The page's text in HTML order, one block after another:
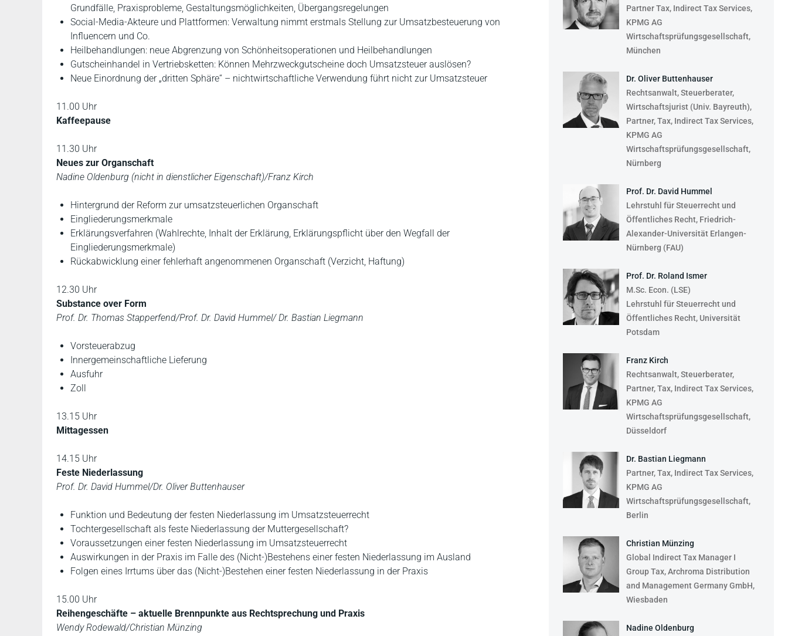
Grundfälle, Praxisprobleme, Gestaltungsmöglichkeiten, Übergangsregelungen
Social-Media-Akteure und Plattformen: Verwaltung nimmt erstmals Stellung zur Umsatzbesteuerung von
Influencern und Co.
Heilbehandlungen: neue Abgrenzung von Schönheitsoperationen und Heilbehandlungen
Gutscheinhandel in Vertriebsketten: Können Mehrzweckgutscheine doch Umsatzsteuer auslösen?
Neue Einordnung der „dritten Sphäre“ – nichtwirtschaftliche Verwendung führt nicht zur Umsatzsteuer
11.00 Uhr
Kaffeepause
11.30 Uhr
Neues zur Organschaft
Nadine Oldenburg (nicht in dienstlicher Eigenschaft)/Franz Kirch
Hintergrund der Reform zur umsatzsteuerlichen Organschaft
Eingliederungsmerkmale
Erklärungsverfahren (Wahlrechte, Inhalt der Erklärung, Erklärungspflicht über den Wegfall der
Eingliederungsmerkmale)
Rückabwicklung einer fehlerhaft angenommenen Organschaft (Verzicht, Haftung)
12.30 Uhr
Substance over Form
Prof. Dr. Thomas Stapperfend/Prof. Dr. David Hummel/ Dr. Bastian Liegmann
Vorsteuerabzug
Innergemeinschaftliche Lieferung
Ausfuhr
Zoll
13.15 Uhr
Mittagessen
14.15 Uhr
Feste Niederlassung
Prof. Dr. David Hummel/Dr. Oliver Buttenhauser
Funktion und Bedeutung der festen Niederlassung im Umsatzsteuerrecht
Tochtergesellschaft als feste Niederlassung der Muttergesellschaft?
Voraussetzungen einer festen Niederlassung im Umsatzsteuerrecht
Auswirkungen in der Praxis im Falle des (Nicht-)Bestehens einer festen Niederlassung im Ausland
Folgen eines Irrtums über das (Nicht-)Bestehen einer festen Niederlassung in der Praxis
15.00 Uhr
Reihengeschäfte – aktuelle Brennpunkte aus Rechtsprechung und Praxis
Wendy Rodewald/Christian Münzing
Partner Tax, Indirect Tax Services,
KPMG AG
Wirtschaftsprüfungsgesellschaft,
München
Dr. Oliver Buttenhauser
Rechtsanwalt, Steuerberater,
Wirtschaftsjurist (Univ. Bayreuth),
Partner, Tax, Indirect Tax Services,
KPMG AG
Wirtschaftsprüfungsgesellschaft,
Nürnberg
Prof. Dr. David Hummel
Lehrstuhl für Steuerrecht und
Öffentliches Recht, Friedrich-
Alexander-Universität Erlangen-
Nürnberg (FAU)
Prof. Dr. Roland Ismer
M.Sc. Econ. (LSE)
Lehrstuhl für Steuerrecht und
Öffentliches Recht, Universität
Potsdam
Franz Kirch
Rechtsanwalt, Steuerberater,
Partner, Tax, Indirect Tax Services,
KPMG AG
Wirtschaftsprüfungsgesellschaft,
Düsseldorf
Dr. Bastian Liegmann
Partner, Tax, Indirect Tax Services,
KPMG AG
Wirtschaftsprüfungsgesellschaft,
Berlin
Christian Münzing
Global Indirect Tax Manager I
Group Tax, Archroma Distribution
and Management Germany GmbH,
Wiesbaden
Nadine Oldenburg